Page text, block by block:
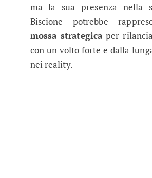
ma la sua presenza nella
Biscione potrebbe
mossa strategicaper
con un volto forte e dalla
nei reality.